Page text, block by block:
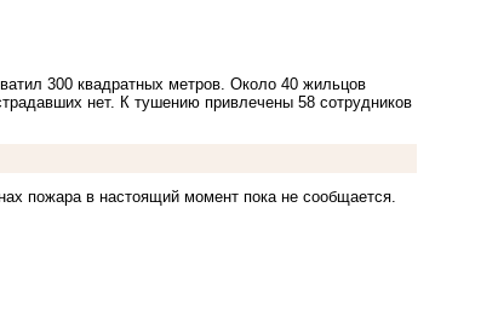
300 квадратных метров. Около 40 жильцов
нет. К тушению привлечены 58 сотрудников
пожара в настоящий момент пока не сообщается.